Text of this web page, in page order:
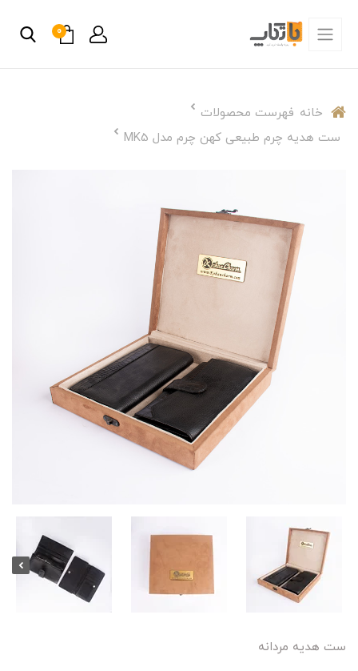
0
خانه فهرست محصولات
ست هدیه چرم طبیعی کهن چرم مدل MK5
ست هدیه مردانه